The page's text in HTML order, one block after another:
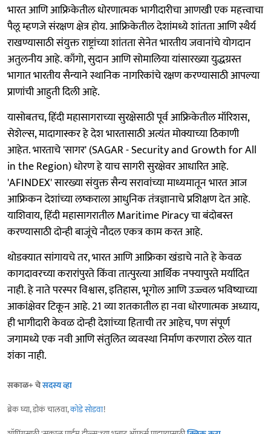
भारत आणि आफ्रिकेतील धोरणात्मक भागीदारीचा आणखी एक महत्त्वाचा
पैलू म्हणजे संरक्षण क्षेत्र होय. आफ्रिकेतील देशांमध्ये शांतता आणि स्थैर्य
राखण्यासाठी संयुक्त राष्ट्रांच्या शांतता सेनेत भारतीय जवानांचे योगदान
अतुलनीय आहे. काँगो, सुदान आणि सोमालिया यांसारख्या युद्धग्रस्त
भागात भारतीय सैन्याने स्थानिक नागरिकांचे रक्षण करण्यासाठी आपल्या
प्राणांची आहुती दिली आहे.
यासोबतच, हिंदी महासागराच्या सुरक्षेसाठी पूर्व आफ्रिकेतील मॉरिशस,
सेशेल्स, मादागास्कर हे देश भारतासाठी अत्यंत मोक्याच्या ठिकाणी
आहेत. भारताचे 'सागर' (SAGAR - Security and Growth for All
in the Region) धोरण हे याच सागरी सुरक्षेवर आधारित आहे.
'AFINDEX' सारख्या संयुक्त सैन्य सरावांच्या माध्यमातून भारत आज
आफ्रिकन देशांच्या लष्कराला आधुनिक तंत्रज्ञानाचे प्रशिक्षण देत आहे.
याशिवाय, हिंदी महासागरातील Maritime Piracy चा बंदोबस्त
करण्यासाठी दोन्ही बाजूंचे नौदल एकत्र काम करत आहे.
थोडक्यात सांगायचे तर, भारत आणि आफ्रिका खंडाचे नाते हे केवळ
कागदावरच्या करारांपुरते किंवा तात्पुरत्या आर्थिक नफ्यापुरते मर्यादित
नाही. हे नाते परस्पर विश्वास, इतिहास, भूगोल आणि उज्ज्वल भविष्याच्या
आकांक्षेवर टिकून आहे. 21 व्या शतकातील हा नवा धोरणात्मक अध्याय,
ही भागीदारी केवळ दोन्ही देशांच्या हिताची तर आहेच, पण संपूर्ण
जगामध्ये एक नवी आणि संतुलित व्यवस्था निर्माण करणारा ठरेल यात
शंका नाही.
सकाळ+ चेसदस्य व्हा
ब्रेक घ्या, डोकं चालवा,कोडे सोडवा!